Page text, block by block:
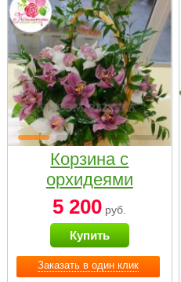
Заказать в один клик
Корзина с
орхидеями
малая
5 200 руб.
Купить